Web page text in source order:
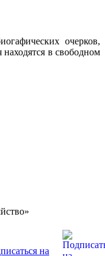
очерков,
в свободном